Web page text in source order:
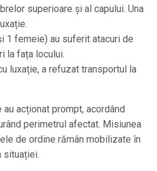
superioare și al capului. Una
1 femeie) au suferit atacuri de
la fața locului.
luxație, a refuzat transportul la
acționat prompt, acordând
perimetrul afectat. Misiunea
de ordine rămân mobilizate în
situației.